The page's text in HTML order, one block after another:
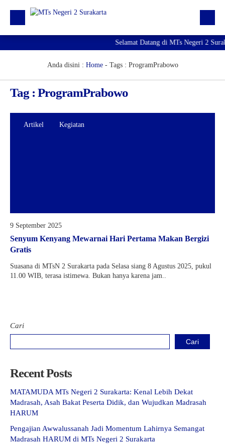
Profil Madrasah
PTK
Kurikulum
Selamat Datang di MTs Negeri 2
Anda disini : Home- Tags : ProgramPrabowo
Tag : ProgramPrabowo
Artikel Kegiatan
9 September 2025
Senyum Kenyang Mewarnai Hari Pertama Makan Bergizi
Gratis
Suasana di MTsN 2 Surakarta pada Selasa siang 8 Agustus 2025, pukul
11.00 WIB, terasa istimewa. Bukan hanya karena jam..
Cari
Cari
Recent Posts
MATAMUDA MTs Negeri 2 Surakarta: Kenal Lebih Dekat
Madrasah, Asah Bakat Peserta Didik, dan Wujudkan Madrasah
HARUM
Pengajian Awwalussanah Jadi Momentum Lahirnya Semangat
Madrasah HARUM di MTs Negeri 2 Surakarta